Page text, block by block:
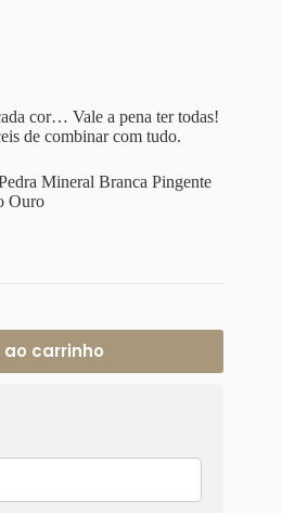
cor… Vale a pena ter todas!
de combinar com tudo.
Mineral Branca Pingente
Ouro
carrinho